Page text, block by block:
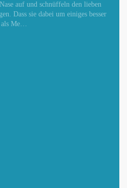
auf und schnüffeln den lieben
Dass sie dabei um einiges besser
als Me…